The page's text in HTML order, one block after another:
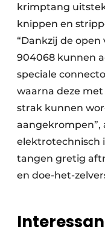
krimptang
knippen en
“Dankzij de
904068 kunnen
speciale
waarna deze
strak kunnen
aangekrompen”,
elektrotechnisch
tangen gretig
en doe-het-